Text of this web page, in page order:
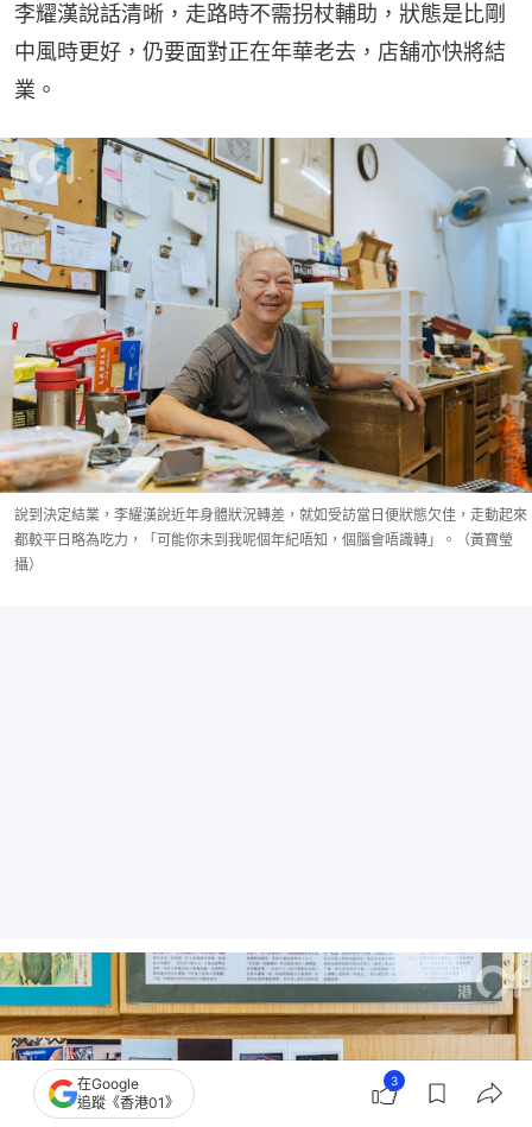
李耀漢說話清晰，走路時不需拐杖輔助，狀態是比剛
中風時更好，仍要面對正在年華老去，店舖亦快將結
業。
說到決定結業，李耀漢說近年身體狀況轉差，就如受訪當日便狀態欠佳，走動起來
都較平日略為吃力，「可能你未到我呢個年紀唔知，個腦會唔識轉」。（黃寶瑩
攝）
在Google
追蹤《香港01》
3